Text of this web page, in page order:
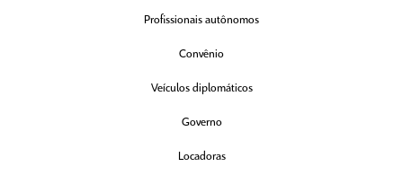
Profissionais autônomos
Convênio
Veículos diplomáticos
Governo
Locadoras